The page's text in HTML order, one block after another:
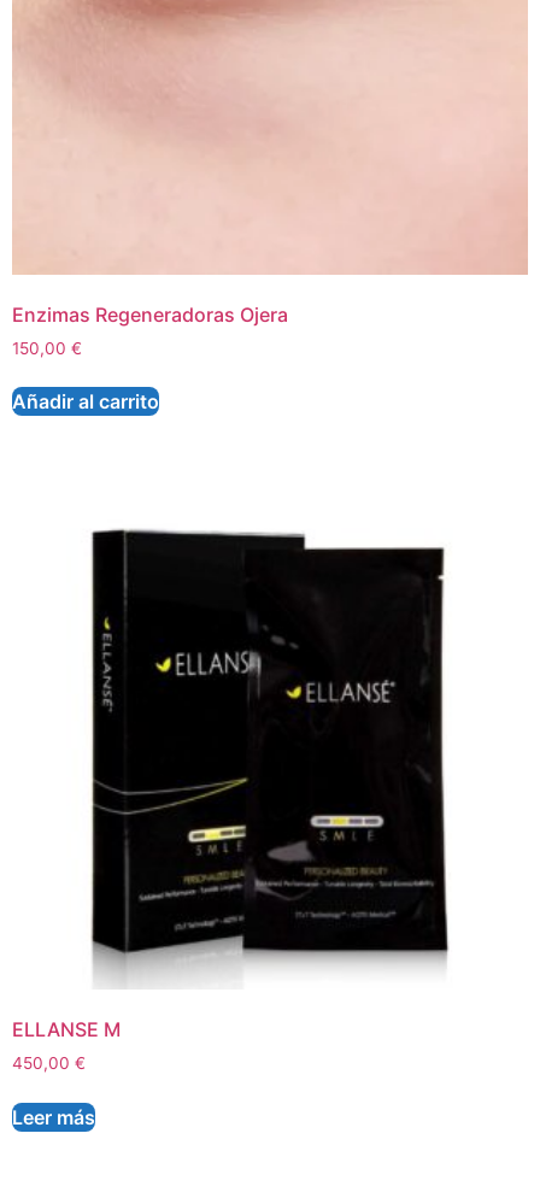
Enzimas Regeneradoras Ojera
150,00 €
Añadir al carrito
ELLANSE M
450,00 €
Leer más